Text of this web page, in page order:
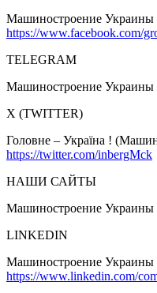
Машиностроение Украины
https://www.facebook.com/
TELEGRAM
Машиностроение Украины
Х (TWITTER)
Головне – Україна !
https://twitter.com/inbergMck
НАШИ САЙТЫ
Машиностроение Украины
LINKEDIN
Машиностроение Украины
https://www.linkedin.com/